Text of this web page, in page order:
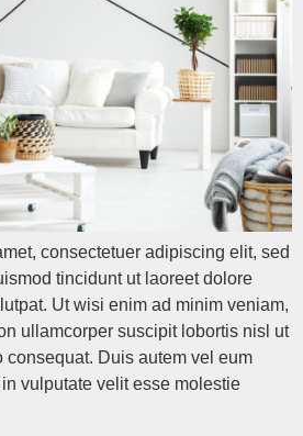
consectetuer adipiscing elit, sed
tincidunt ut laoreet dolore
Ut wisi enim ad minim veniam,
ullamcorper suscipit lobortis nisl ut
Duis autem vel eum
vulputate velit esse molestie